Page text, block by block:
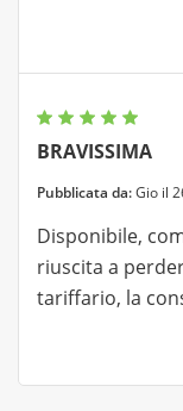
BRAVISSIMA
Pubblicata da:Gio il
Disponibile,
riuscita a
tariffario, la